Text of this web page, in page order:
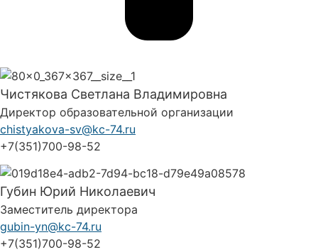
Чистякова Светлана Владимировна
Директор образовательной организации
chistyakova-sv@kc-74.ru
+7(351)700-98-52
Губин Юрий Николаевич
Заместитель директора
gubin-yn@kc-74.ru
+7(351)700-98-52